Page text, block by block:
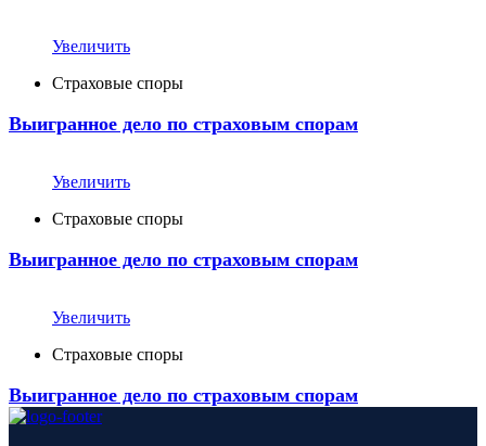
Увеличить
Страховые споры
Выигранное дело по страховым спорам
Увеличить
Страховые споры
Выигранное дело по страховым спорам
Увеличить
Страховые споры
Выигранное дело по страховым спорам